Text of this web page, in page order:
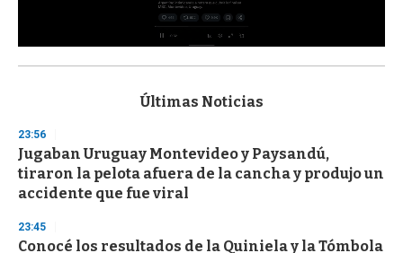
s
d
s
o
f
3
s
e
Últimas Noticias
23:56
Jugaban Uruguay Montevideo y Paysandú,
tiraron la pelota afuera de la cancha y produjo un
accidente que fue viral
23:45
Conocé los resultados de la Quiniela y la Tómbola